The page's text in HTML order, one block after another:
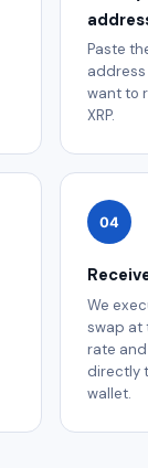
Paste
address
want to
XRP.
04
We
swap at
rate and
directly
wallet.